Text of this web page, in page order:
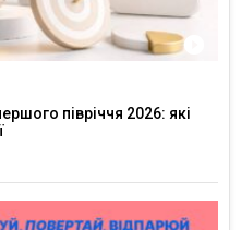
півріччя 2026: які